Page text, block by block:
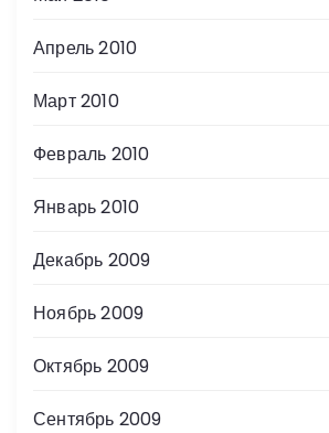
Апрель 2010
Март 2010
Февраль 2010
Январь 2010
Декабрь 2009
Ноябрь 2009
Октябрь 2009
Сентябрь 2009